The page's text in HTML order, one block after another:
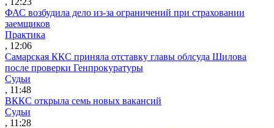
ФАС возбудила дело из-за ограничений при страховании
заемщиков
Практика
, 12:06
Самарская ККС приняла отставку главы облсуда Шилова
после проверки Генпрокуратуры
Судьи
, 11:48
ВККС открыла семь новых вакансий
Судьи
, 11:28